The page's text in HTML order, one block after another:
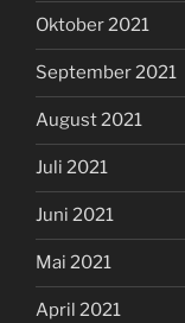
Oktober 2021
September 2021
August 2021
Juli 2021
Juni 2021
Mai 2021
April 2021